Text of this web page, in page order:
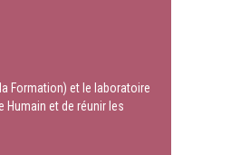
Formation) et le laboratoire
et de réunir les